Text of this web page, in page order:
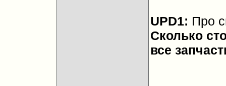
UPD1: Про
Сколько
все